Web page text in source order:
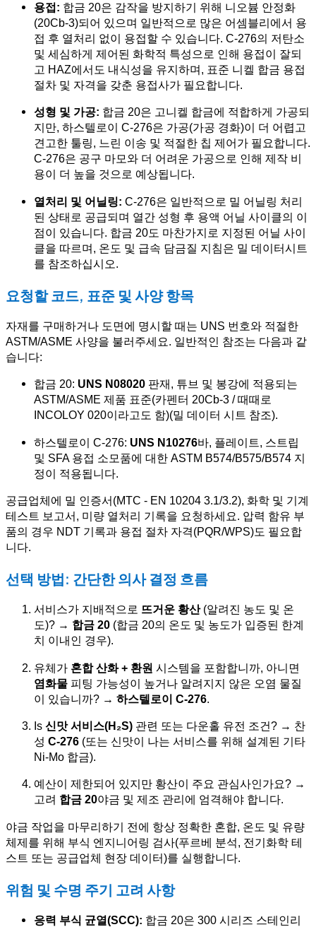
용접: 합금 20은 감작을 방지하기 위해 니오븀 안정화
(20Cb-3)되어 있으며 일반적으로 많은 어셈블리에서 용
접 후 열처리 없이 용접할 수 있습니다. C-276의 저탄소
및 세심하게 제어된 화학적 특성으로 인해 용접이 잘되
고 HAZ에서도 내식성을 유지하며, 표준 니켈 합금 용접
절차 및 자격을 갖춘 용접사가 필요합니다.
성형 및 가공: 합금 20은 고니켈 합금에 적합하게 가공되
지만, 하스텔로이 C-276은 가공(가공 경화)이 더 어렵고
견고한 툴링, 느린 이송 및 적절한 칩 제어가 필요합니다.
C-276은 공구 마모와 더 어려운 가공으로 인해 제작 비
용이 더 높을 것으로 예상됩니다.
열처리 및 어닐링: C-276은 일반적으로 밀 어닐링 처리
된 상태로 공급되며 열간 성형 후 용액 어닐 사이클의 이
점이 있습니다. 합금 20도 마찬가지로 지정된 어닐 사이
클을 따르며, 온도 및 급속 담금질 지침은 밀 데이터시트
를 참조하십시오.
요청할 코드, 표준 및 사양 항목
자재를 구매하거나 도면에 명시할 때는 UNS 번호와 적절한
ASTM/ASME 사양을 불러주세요. 일반적인 참조는 다음과 같
습니다:
합금 20: UNS N08020 판재, 튜브 및 봉강에 적용되는
ASTM/ASME 제품 표준(카펜터 20Cb-3 / 때때로
INCOLOY 020이라고도 함)(밀 데이터 시트 참조).
하스텔로이 C-276: UNS N10276바, 플레이트, 스트립
및 SFA 용접 소모품에 대한 ASTM B574/B575/B574 지
정이 적용됩니다.
공급업체에 밀 인증서(MTC - EN 10204 3.1/3.2), 화학 및 기계
테스트 보고서, 미량 열처리 기록을 요청하세요. 압력 함유 부
품의 경우 NDT 기록과 용접 절차 자격(PQR/WPS)도 필요합
니다.
선택 방법: 간단한 의사 결정 흐름
서비스가 지배적으로 뜨거운 황산(알려진 농도 및 온
도)? → 합금 20 (합금 20의 온도 및 농도가 입증된 한계
치 이내인 경우).
유체가 혼합 산화 + 환원 시스템을 포함합니까, 아니면
염화물 피팅 가능성이 높거나 알려지지 않은 오염 물질
이 있습니까? → 하스텔로이 C-276
Is 신맛 서비스(H₂S) 관련 또는 다운홀 유전 조건? → 찬
성 C-276 (또는 신맛이 나는 서비스를 위해 설계된 기타
Ni-Mo 합금).
예산이 제한되어 있지만 황산이 주요 관심사인가요? →
고려 합금 20야금 및 제조 관리에 엄격해야 합니다.
야금 작업을 마무리하기 전에 항상 정확한 혼합, 온도 및 유량
체제를 위해 부식 엔지니어링 검사(푸르베 분석, 전기화학 테
스트 또는 공급업체 현장 데이터)를 실행합니다.
위험 및 수명 주기 고려 사항
응력 부식 균열(SCC): 합금 20은 300 시리즈 스테인리